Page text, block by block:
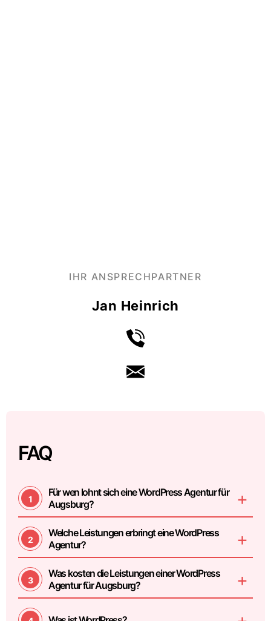
IHR ANSPRECHPARTNER
Jan Heinrich
FAQ
Für wen lohnt sich eine WordPress Agentur für
Augsburg?
Welche Leistungen erbringt eine WordPress
Agentur?
Was kosten die Leistungen einer WordPress
Agentur für Augsburg?